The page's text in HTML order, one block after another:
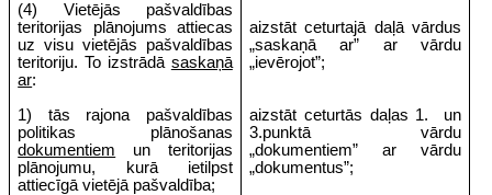
(4) Vietējās pašvaldības
teritorijas plānojums attiecas
uz visu vietējās pašvaldības
teritoriju. To izstrādā saskaņā
ar:
1) tās rajona pašvaldības
politikas plānošanas
dokumentiem un teritorijas
plānojumu, kurā ietilpst
attiecīgā vietējā pašvaldība;
aizstāt ceturtajā daļā vārdus
„saskaņā ar” ar vārdu
„ievērojot”;
aizstāt ceturtās daļas 1.
un
3.punktā vārdu
„dokumentiem” ar vārdu
„dokumentus”;